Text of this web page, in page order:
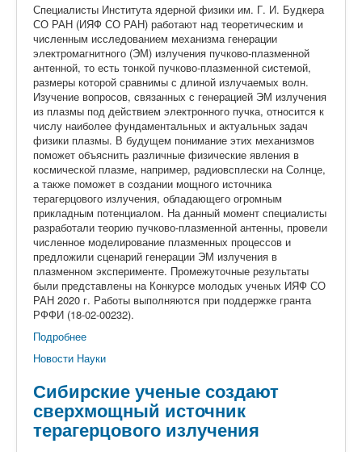
Специалисты Института ядерной физики им. Г. И. Будкера
СО РАН (ИЯФ СО РАН) работают над теоретическим и
численным исследованием механизма генерации
электромагнитного (ЭМ) излучения пучково-плазменной
антенной, то есть тонкой пучково-плазменной системой,
размеры которой сравнимы с длиной излучаемых волн.
Изучение вопросов, связанных с генерацией ЭМ излучения
из плазмы под действием электронного пучка, относится к
числу наиболее фундаментальных и актуальных задач
физики плазмы. В будущем понимание этих механизмов
поможет объяснить различные физические явления в
космической плазме, например, радиовсплески на Солнце,
а также поможет в создании мощного источника
терагерцового излучения, обладающего огромным
прикладным потенциалом. На данный момент специалисты
разработали теорию пучково-плазменной антенны, провели
численное моделирование плазменных процессов и
предложили сценарий генерации ЭМ излучения в
плазменном эксперименте. Промежуточные результаты
были представлены на Конкурсе молодых ученых ИЯФ СО
РАН 2020 г. Работы выполняются при поддержке гранта
РФФИ (18-02-00232).
Подробнее
Новости Науки
Сибирские ученые создают
сверхмощный источник
терагерцового излучения